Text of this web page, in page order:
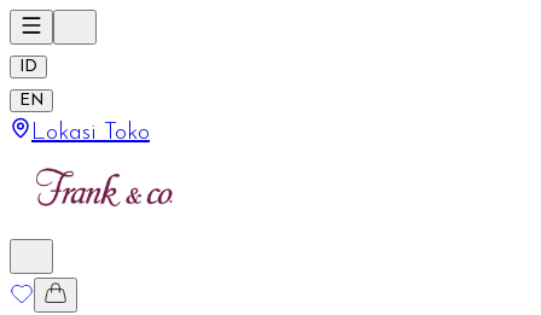
ID
EN
Lokasi Toko